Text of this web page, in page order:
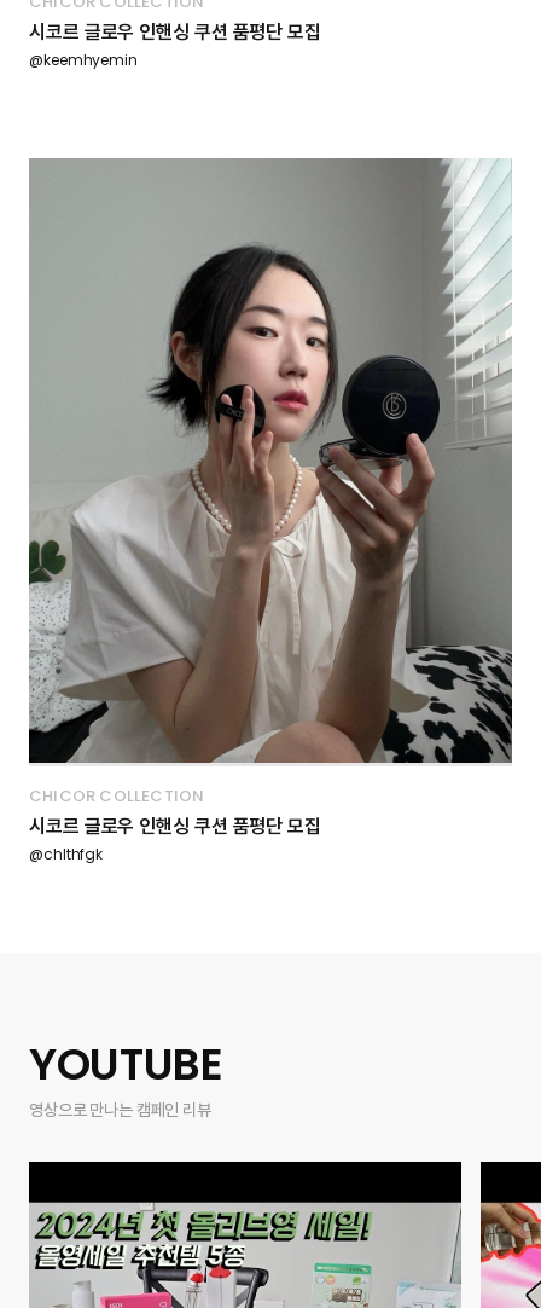
시코르 글로우 인핸싱 쿠션 품평단 모집
@keemhyemin
CHICOR COLLECTION
시코르 글로우 인핸싱 쿠션 품평단 모집
@chlthfgk
YOUTUBE
영상으로 만나는 캠페인 리뷰